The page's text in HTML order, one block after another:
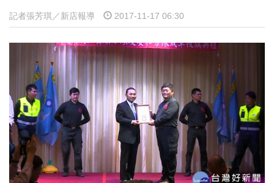
記者張芳琪／新店報導 2017-11-17 06:30